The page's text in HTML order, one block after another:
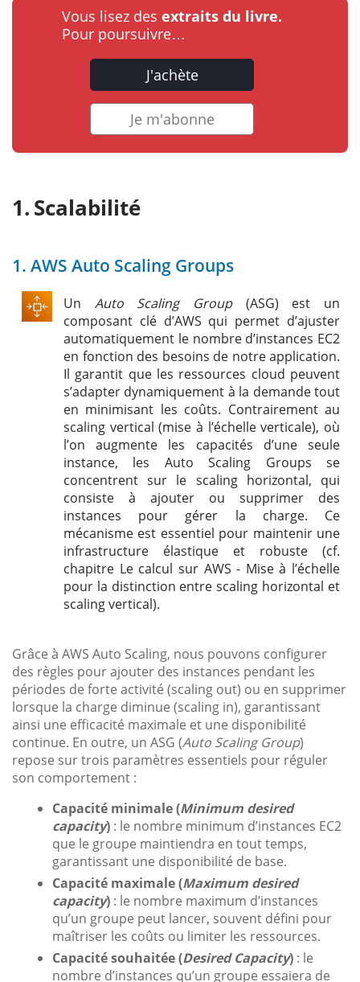
Vous lisez des extraits du livre.
Pour poursuivre…
J'achète
Je m'abonne
Scalabilité
1. AWS Auto Scaling Groups
Un Auto Scaling Group(ASG) est un
composant clé d’AWS qui permet d’ajuster
automatiquement le nombre d’instances EC2
en fonction des besoins de notre application.
Il garantit que les ressources cloud peuvent
s’adapter dynamiquement à la demande tout
en minimisant les coûts. Contrairement au
scaling vertical (mise à l’échelle verticale), où
l’on augmente les capacités d’une seule
instance, les Auto Scaling Groups se
concentrent sur le scaling horizontal, qui
consiste à ajouter ou supprimer des
instances pour gérer la charge. Ce
mécanisme est essentiel pour maintenir une
infrastructure élastique et robuste (cf.
chapitre Le calcul sur AWS - Mise à l’échelle
pour la distinction entre scaling horizontal et
scaling vertical).
Grâce à AWS Auto Scaling, nous pouvons configurer
des règles pour ajouter des instances pendant les
périodes de forte activité (scaling out) ou en supprimer
lorsque la charge diminue (scaling in), garantissant
ainsi une efficacité maximale et une disponibilité
continue. En outre, un ASG (Auto Scaling Group)
repose sur trois paramètres essentiels pour réguler
son comportement :
Capacité minimale (Minimum desired
capacity) : le nombre minimum d’instances EC2
que le groupe maintiendra en tout temps,
garantissant une disponibilité de base.
Capacité maximale (Maximum desired
capacity) : le nombre maximum d’instances
qu’un groupe peut lancer, souvent défini pour
maîtriser les coûts ou limiter les ressources.
Capacité souhaitée (Desired Capacity) : le
nombre d’instances qu’un groupe essaiera de